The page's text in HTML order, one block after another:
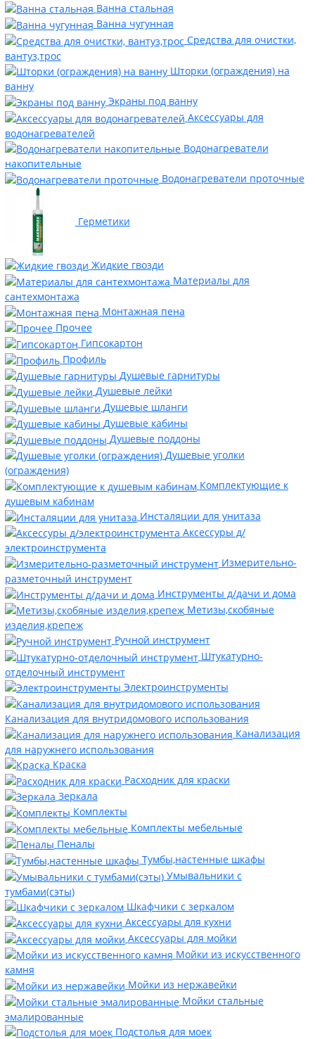
Ванна стальная
Ванна чугунная
Средства для очистки,
вантуз,трос
Шторки (ограждения) на
ванну
Экраны под ванну
Аксессуары для
водонагревателей
Водонагреватели
накопительные
Водонагреватели проточные
Герметики
Жидкие гвозди
Материалы для
сантехмонтажа
Монтажная пена
Прочее
Гипсокартон
Профиль
Душевые гарнитуры
Душевые лейки
Душевые шланги
Душевые кабины
Душевые поддоны
Душевые уголки
(ограждения)
Комплектующие к
душевым кабинам
Инсталяции для унитаза
Аксессуры д/
электроинструмента
Измерительно-
разметочный инструмент
Инструменты д/дачи и дома
Метизы,скобяные
изделия,крепеж
Ручной инструмент
Штукатурно-
отделочный инструмент
Электроинструменты
Канализация для внутридомового использования
Канализация
для наружнего использования
Краска
Расходник для краски
Зеркала
Комплекты
Комплекты мебельные
Пеналы
Тумбы,настенные шкафы
Умывальники с
тумбами(сэты)
Шкафчики с зеркалом
Аксессуары для кухни
Аксессуары для мойки
Мойки из искусственного
камня
Мойки из нержавейки
Мойки стальные
эмалированные
Подстолья для моек